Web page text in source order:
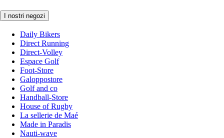
I nostri negozi
Daily Bikers
Direct Running
Direct-Volley
Espace Golf
Foot-Store
Galoppostore
Golf and co
Handball-Store
House of Rugby
La sellerie de Maé
Made in Paradis
Nauti-wave